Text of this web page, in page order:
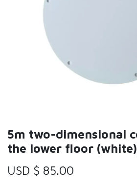
5m two-dimensional
the lower floor (white)
USD $ 85.00